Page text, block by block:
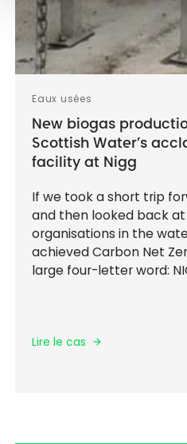
Eaux usées
New biogas
Scottish Water’s
facility at Nigg
If we took a short trip
and then looked back
organisations in the
achieved Carbon Net
large four-letter word:
Lire le cas